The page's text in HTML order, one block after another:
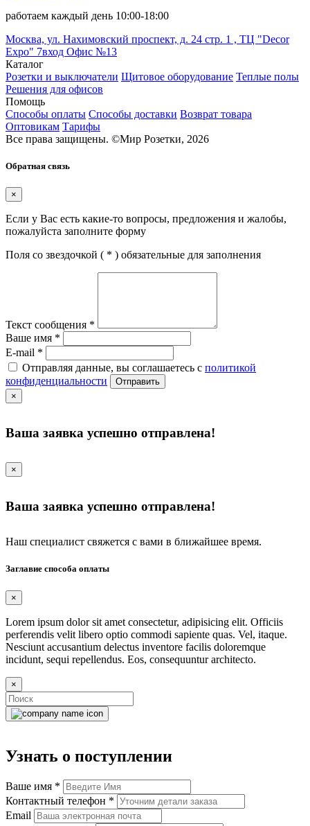
работаем каждый день 10:00-18:00
Москва, ул. Нахимовский проспект, д. 24 стр. 1 , ТЦ "Decor
Expo" 7вход Офис №13
Каталог
Розетки и выключатели Щитовое оборудование Теплые полы
Решения для офисов
Помощь
Способы оплаты Способы доставки Возврат товара
Оптовикам Тарифы
Все права защищены. ©Мир Розетки, 2026
Обратная связь
×
Если у Вас есть какие-то вопросы, предложения и жалобы,
пожалуйста заполните форму
Поля со звездочкой ( * ) обязательные для заполнения
Текст сообщения *
Ваше имя *
E-mail *
Отправляя данные, вы соглашаетесь с политикой
конфиденциальности
Отправить
×
Ваша заявка успешно отправлена!
×
Ваша заявка успешно отправлена!
Наш специалист свяжется с вами в ближайшее время.
Заглавие способа оплаты
×
Lorem ipsum dolor sit amet consectetur, adipisicing elit. Officiis
perferendis velit libero optio commodi sapiente quas. Vel, itaque.
Nesciunt accusantium delectus inventore facilis doloremque
incidunt, sequi repellendus. Eos, consequuntur architecto.
×
Узнать о поступлении
Ваше имя *
Контактный телефон *
Email